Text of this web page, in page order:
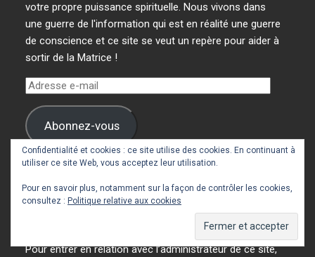
votre propre puissance spirituelle. Nous vivons dans
une guerre de l'information qui est en réalité une guerre
de conscience et ce site se veut un repère pour aider à
sortir de la Matrice !
Adresse
mail Abonnez-vous
Rejoignez les 4 448 autres abonnés
Pour entrer en relation avec l’administrateur de ce site,
Confidentialité et cookies : ce site utilise des cookies. En continuant à
utiliser ce site Web, vous acceptez leur utilisation.
Pour en savoir plus, notamment sur la façon de contrôler les cookies,
consultez : Politique relative aux cookies